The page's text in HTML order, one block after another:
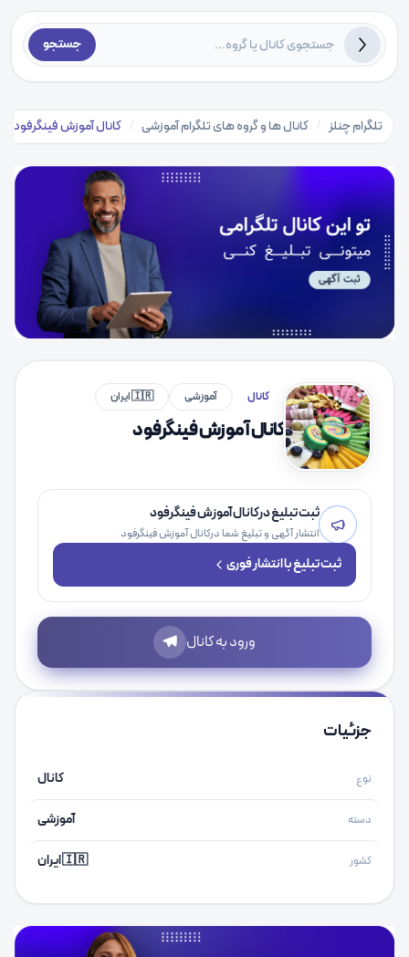
جستجو
تلگرام چنلز / کانال ها و گروه های تلگرام آموزشی / کانال آموزش فینگرفود
کانال آموزشی 🇮🇷 ایران
کانال آموزش فینگرفود
ثبت تبلیغ درکانال آموزش فینگرفود
انتشار آگهی و تبلیغ شما درکانال آموزش فینگرفود
ثبت تبلیغ با انتشار فوری
ورود به کانال
جزئیات
نوع کانال
دسته آموزشی
کشور 🇮🇷 ایران